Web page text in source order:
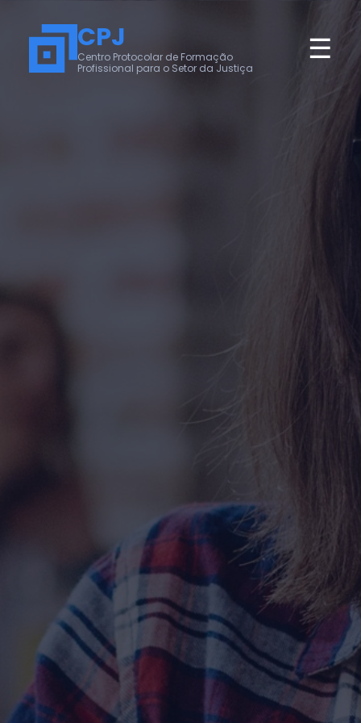
CPJ
Centro Protocolar de Formação
Profissional para o Setor da Justiça
☰